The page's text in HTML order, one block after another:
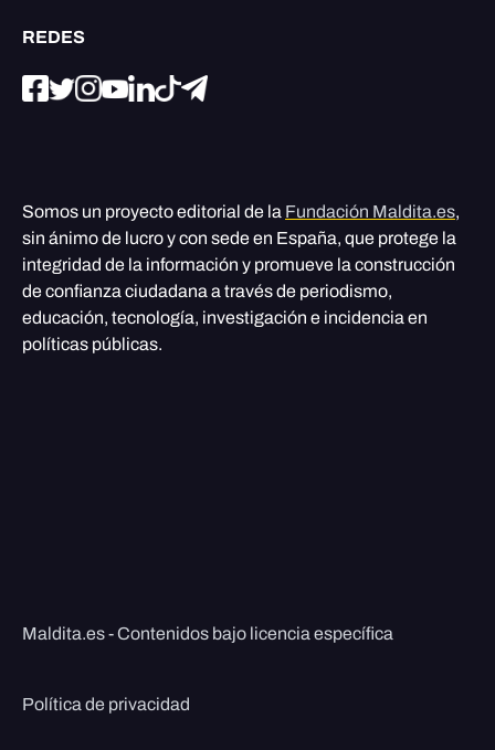
REDES
Somos un proyecto editorial de la Fundación Maldita.es,
sin ánimo de lucro y con sede en España, que protege la
integridad de la información y promueve la construcción
de confianza ciudadana a través de periodismo,
educación, tecnología, investigación e incidencia en
políticas públicas.
Maldita.es - Contenidos bajo licencia específica
Política de privacidad